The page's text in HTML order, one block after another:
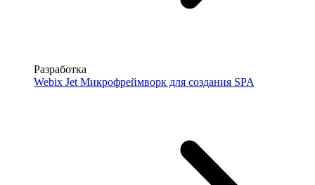
Разработка
Webix Jet Микрофреймворк для создания SPA